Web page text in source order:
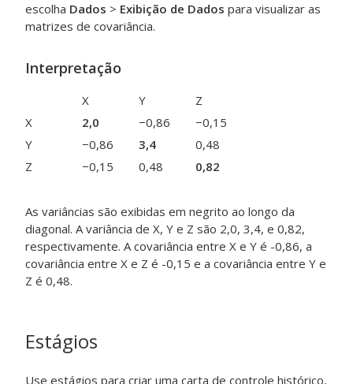
escolha Dados > Exibição de Dados para visualizar as
matrizes de covariância.
Interpretação
X Y
Z
X
2,0 −0,86
−0,15
Y
−0,86 3,4
0,48
Z
−0,15 0,48 0,82
As variâncias são exibidas em negrito ao longo da
diagonal. A variância de X, Y e Z são 2,0, 3,4, e 0,82,
respectivamente. A covariância entre X e Y é -0,86, a
covariância entre X e Z é -0,15 e a covariância entre Y e
Z é 0,48.
Estágios
Use estágios para criar uma carta de controle histórico,